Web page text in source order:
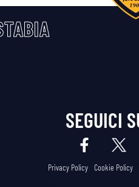
SEGUICI
Privacy Policy Cookie Policy